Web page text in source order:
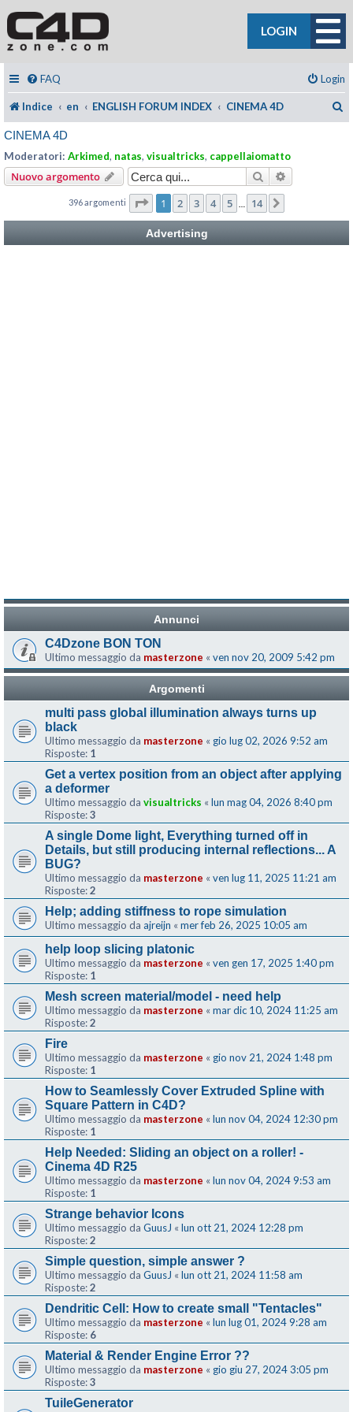
LOGIN
FAQ Login
Indice en ENGLISH FORUM INDEX CINEMA 4D
CINEMA 4D
Moderatori: Arkimed, natas, visualtricks, cappellaiomatto
Nuovo argomento Cerca
396 argomenti Pagina di 14
1 2 3 4 5 14
Advertising
Annunci
C4Dzone BON TON
Ultimo messaggio da masterzone « ven nov 20, 2009 5:42 pm
Argomenti
multi pass global illumination always turns up
black
Ultimo messaggio da masterzone « gio lug 02, 2026 9:52 am
Risposte: 1
Get a vertex position from an object after applying
a deformer
Ultimo messaggio da visualtricks « lun mag 04, 2026 8:40 pm
Risposte:3
A single Dome light, Everything turned off in
Details, but still producing internal reflections... A
BUG?
Ultimo messaggio da masterzone « ven lug 11, 2025 11:21 am
Risposte:2
Help; adding stiffness to rope simulation
Ultimo messaggio da ajreijn « mer feb 26, 2025 10:05 am
help loop slicing platonic
Ultimo messaggio da masterzone « ven gen 17, 2025 1:40 pm
Risposte: 1
Mesh screen material/model - need help
Ultimo messaggio da masterzone « mar dic 10, 2024 11:25 am
Risposte:2
Fire
Ultimo messaggio da masterzone « gio nov 21, 2024 1:48 pm
Risposte: 1
How to Seamlessly Cover Extruded Spline with
Square Pattern in C4D?
Ultimo messaggio da masterzone « lun nov 04, 2024 12:30 pm
Risposte: 1
Help Needed: Sliding an object on a roller! -
Cinema 4D R25
Ultimo messaggio da masterzone « lun nov 04, 2024 9:53 am
Risposte: 1
Strange behavior Icons
Ultimo messaggio da GuusJ « lun ott 21, 2024 12:28 pm
Risposte:2
Simple question, simple answer ?
Ultimo messaggio da GuusJ « lun ott 21, 2024 11:58 am
Risposte:2
Dendritic Cell: How to create small "Tentacles"
Ultimo messaggio da masterzone « lun lug 01, 2024 9:28 am
Risposte: 6
Material & Render Engine Error ??
Ultimo messaggio da masterzone « gio giu 27, 2024 3:05 pm
Risposte:3
TuileGenerator